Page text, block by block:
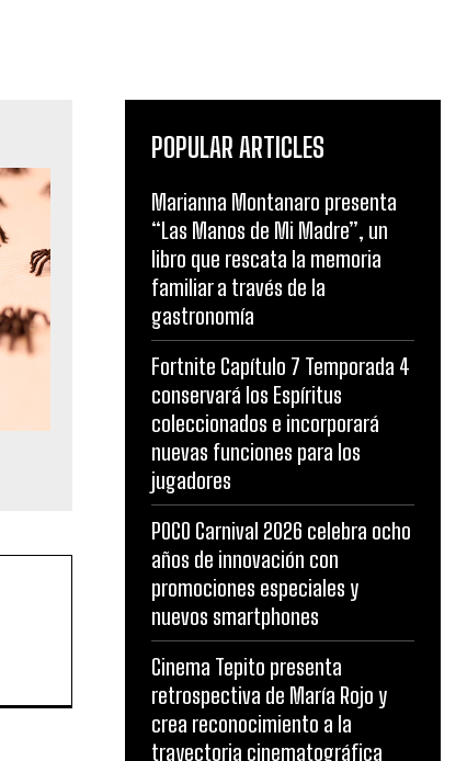
POPULAR ARTICLES
Marianna Montanaro presenta
“Las Manos de Mi Madre”, un
libro que rescata la memoria
familiar a través de la
gastronomía
Fortnite Capítulo 7 Temporada 4
conservará los Espíritus
coleccionados e incorporará
nuevas funciones para los
jugadores
POCO Carnival 2026 celebra ocho
años de innovación con
promociones especiales y
nuevos smartphones
Cinema Tepito presenta
retrospectiva de María Rojo y
crea reconocimiento a la
trayectoria cinematográfica